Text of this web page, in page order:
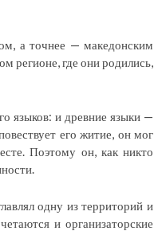
а точнее — македонским
регионе, где они родились,
языков: и древние языки —
его житие, он мог
Поэтому он, как никто
одну из территорий и
и организаторские